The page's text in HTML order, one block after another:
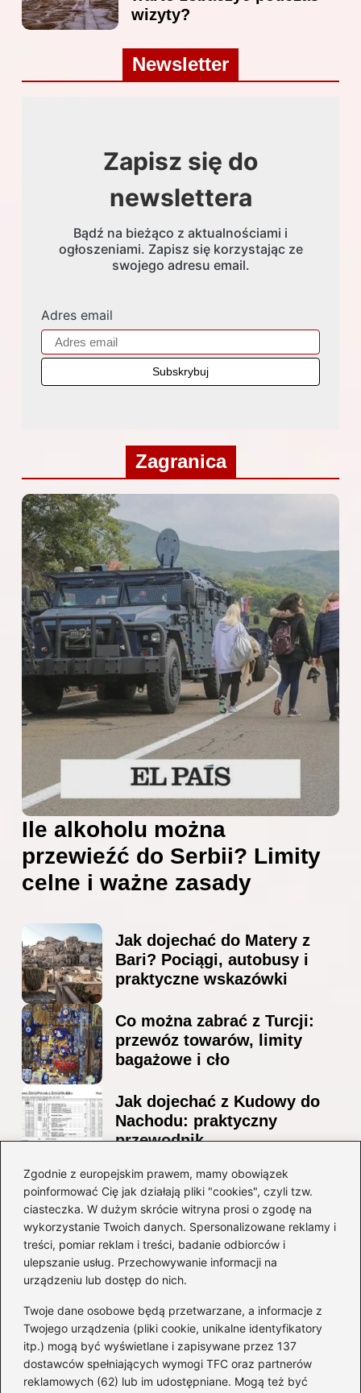
Zgodnie z europejskim prawem, mamy obowiązek
poinformować Cię jak działają pliki "cookies", czyli tzw.
ciasteczka. W dużym skrócie witryna prosi o zgodę na
wykorzystanie Twoich danych. Spersonalizowane reklamy i
treści, pomiar reklam i treści, badanie odbiorców i
ulepszanie usług. Przechowywanie informacji na
urządzeniu lub dostęp do nich.
Twoje dane osobowe będą przetwarzane, a informacje z
Twojego urządzenia (pliki cookie, unikalne identyfikatory
itp.) mogą być wyświetlane i zapisywane przez 137
dostawców spełniających wymogi TFC oraz partnerów
reklamowych (62) lub im udostępniane. Mogą też być
wizyty?
Newsletter
Zapisz się do
newslettera
Bądź na bieżąco z aktualnościami i
ogłoszeniami. Zapisz się korzystając ze
swojego adresu email.
Adres email
Zagranica
Ile alkoholu można
przewieźć do Serbii? Limity
celne i ważne zasady
Jak dojechać do Matery z
Bari? Pociągi, autobusy i
praktyczne wskazówki
Co można zabrać z Turcji:
przewóz towarów, limity
bagażowe i cło
Jak dojechać z Kudowy do
Nachodu: praktyczny
przewodnik
Ile alkoholu można
przewieźć z Albanii?
Przewodnik po przepisach i
ograniczeniach
Kategorie
Ciekawostki(8)
Kultura i tradycje(10)
Loty(237)